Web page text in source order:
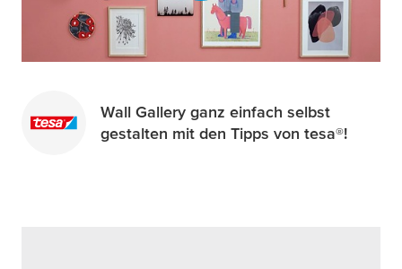
Wall Gallery ganz einfach selbst
gestalten mit den Tipps von tesa®!